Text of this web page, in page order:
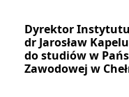
Dyrektor
dr Jarosław
do studiów w
Zawodowej w